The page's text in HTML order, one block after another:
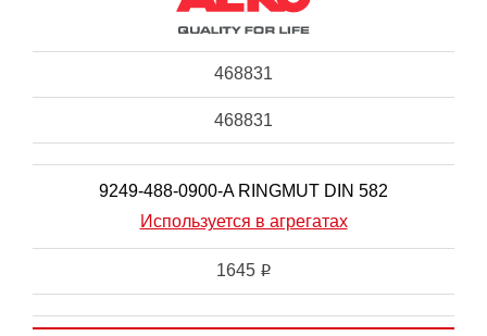
468831
468831
9249-488-0900-A RINGMUT DIN 582
Используется в агрегатах
1645 i